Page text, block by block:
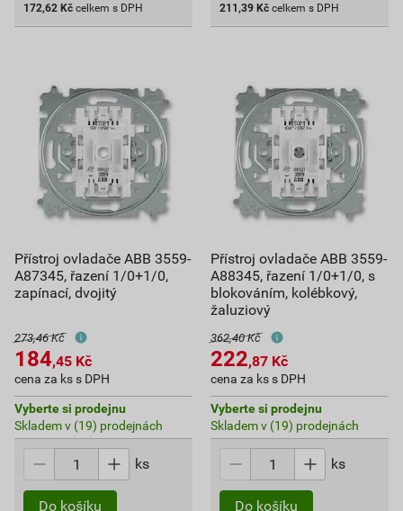
172,62 Kč celkem s DPH 211,39 Kč celkem s DPH
Přístroj ovladače ABB 3559-
A87345, řazení 1/0+1/0,
zapínací, dvojitý
273,46 Kč
184,45 Kč
cena za ks s DPH
Vyberte si prodejnu
Skladem v (19) prodejnách
ks
Do košíku
Přístroj ovladače ABB 3559-
A88345, řazení 1/0+1/0, s
blokováním, kolébkový,
žaluziový
362,40 Kč
222,87 Kč
cena za ks s DPH
Vyberte si prodejnu
Skladem v (19) prodejnách
ks
Do košíku